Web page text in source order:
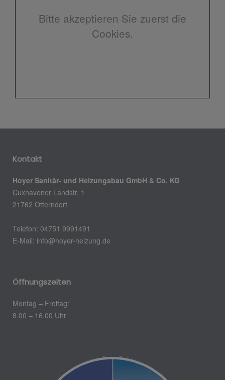
Bitte akzeptieren Sie zuerst die
Cookies.
Kontakt
Hoyer Sanitär- und Heizungsbau GmbH & Co. KG
Cuxhavener Landstr. 1
21762 Otterndorf
Telefon: 04751 9991491
E-Mail: info@hoyer-heizung.de
Öffnungszeiten
Montag – Freitag:
8.00 – 16.00 Uhr